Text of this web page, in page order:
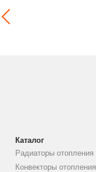
Каталог
Радиаторы отопления
Конвекторы отопления